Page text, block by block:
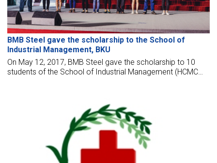
BMB Steel gave the scholarship to the School of
Industrial Management, BKU
On May 12, 2017, BMB Steel gave the scholarship to 10
students of the School of Industrial Management (HCMC